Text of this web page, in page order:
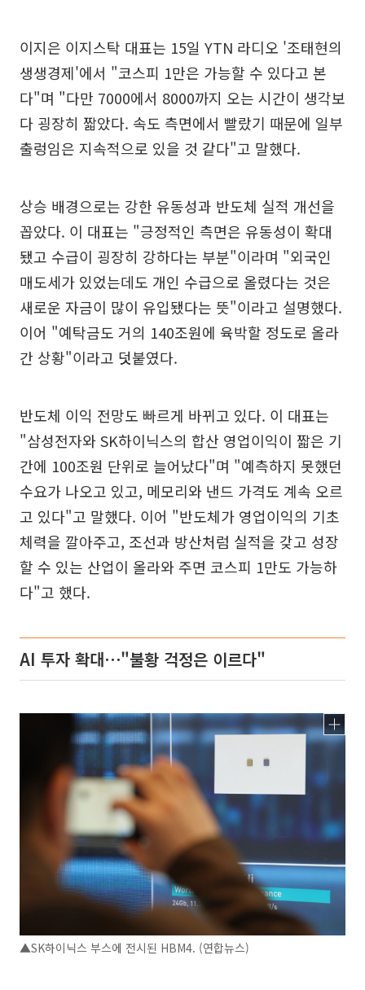
이지은 이지스탁 대표는 15일 YTN 라디오 '조태현의
생생경제'에서 "코스피 1만은 가능할 수 있다고 본
다"며 "다만 7000에서 8000까지 오는 시간이 생각보
다 굉장히 짧았다. 속도 측면에서 빨랐기 때문에 일부
출렁임은 지속적으로 있을 것 같다"고 말했다.
상승 배경으로는 강한 유동성과 반도체 실적 개선을
꼽았다. 이 대표는 "긍정적인 측면은 유동성이 확대
됐고 수급이 굉장히 강하다는 부분"이라며 "외국인
매도세가 있었는데도 개인 수급으로 올렸다는 것은
새로운 자금이 많이 유입됐다는 뜻"이라고 설명했다.
이어 "예탁금도 거의 140조원에 육박할 정도로 올라
간 상황"이라고 덧붙였다.
반도체 이익 전망도 빠르게 바뀌고 있다. 이 대표는
"삼성전자와 SK하이닉스의 합산 영업이익이 짧은 기
간에 100조원 단위로 늘어났다"며 "예측하지 못했던
수요가 나오고 있고, 메모리와 낸드 가격도 계속 오르
고 있다"고 말했다. 이어 "반도체가 영업이익의 기초
체력을 깔아주고, 조선과 방산처럼 실적을 갖고 성장
할 수 있는 산업이 올라와 주면 코스피 1만도 가능하
다"고 했다.
AI 투자 확대⋯"불황 걱정은 이르다"
▲SK하이닉스 부스에 전시된 HBM4. (연합뉴스)